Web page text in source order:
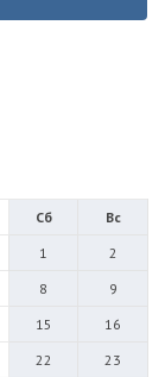
Сб
Вс
1
2
8
9
15
16
22
23